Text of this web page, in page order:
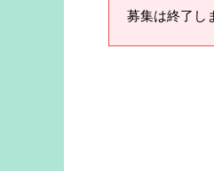
募集は終了し